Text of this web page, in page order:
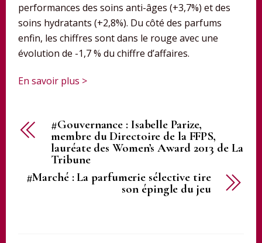
performances des soins anti-âges (+3,7%) et des
soins hydratants (+2,8%). Du côté des parfums
enfin, les chiffres sont dans le rouge avec une
évolution de -1,7 % du chiffre d’affaires.
En savoir plus >
#Gouvernance : Isabelle Parize,
membre du Directoire de la FFPS,
lauréate des Women’s Award 2013 de La
Tribune
#Marché : La parfumerie sélective tire
son épingle du jeu